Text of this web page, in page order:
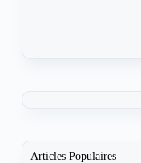
Articles Populaires